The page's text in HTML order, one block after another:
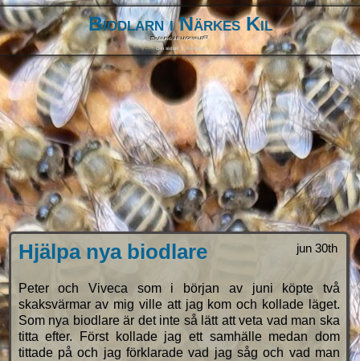
Biodlarn i Närkes Kil
Biodling är livskvalitet
Om sidan Kontakt
jun 30th
Hjälpa nya biodlare
Peter och Viveca som i början av juni köpte två
skaksvärmar av mig ville att jag kom och kollade läget.
Som nya biodlare är det inte så lätt att veta vad man ska
titta efter. Först kollade jag ett samhälle medan dom
tittade på och jag förklarade vad jag såg och vad man